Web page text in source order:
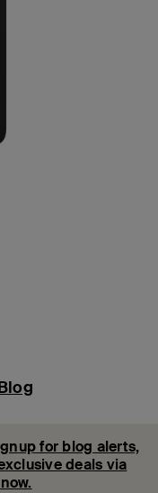
for blog alerts,
deals via